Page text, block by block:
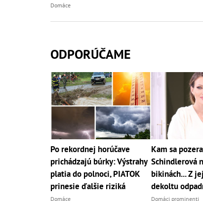
Domáce
ODPORÚČAME
Po rekordnej horúčave
prichádzajú búrky: Výstrahy
platia do polnoci, PIATOK
prinesie ďalšie riziká
Domáce
Kam sa
Schindlerová
bikinách... Z
dekoltu
Domáci prominenti